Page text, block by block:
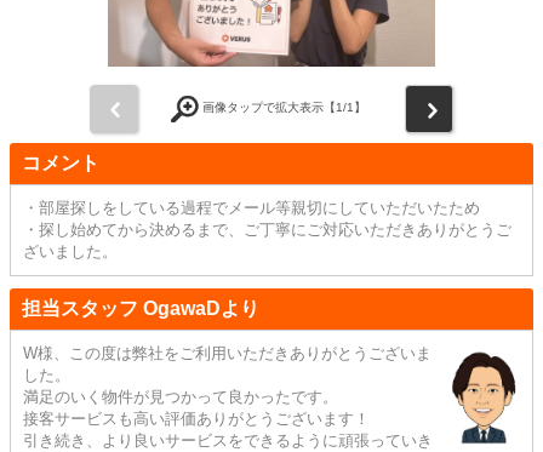
画像タップで拡大表示【1/1】
コメント
・部屋探しをしている過程でメール等親切にしていただいたため
・探し始めてから決めるまで、ご丁寧にご対応いただきありがとうご
ざいました。
担当スタッフ OgawaDより
W様、この度は弊社をご利用いただきありがとうございま
した。
満足のいく物件が見つかって良かったです。
接客サービスも高い評価ありがとうございます！
引き続き、より良いサービスをできるように頑張っていき